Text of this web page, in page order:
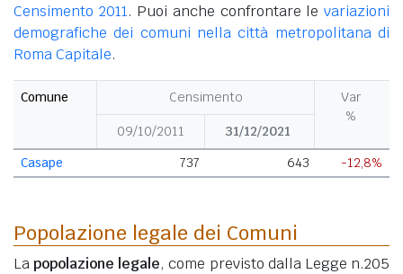
Censimento 2011. Puoi anche confrontare levariazioni
demografiche dei comuni nella città metropolitana di
Roma Capitale.
Comune Censimento
Var
%
09/10/2011
31/12/2021
Casape
737 643 -12,8%
Popolazione legale dei Comuni
Lapopolazione legale, come previsto dalla Legge n.205